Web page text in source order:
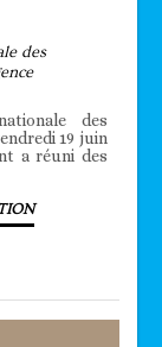
des
des
19 juin
a réuni des